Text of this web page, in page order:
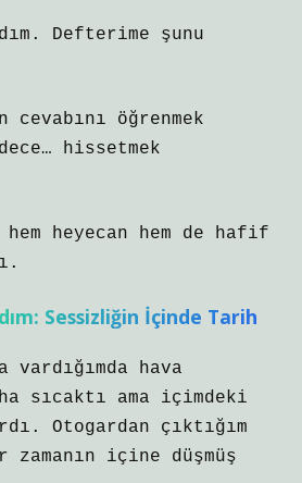
Defterime şunu
cevabını öğrenmek
hissetmek
heyecan hem de hafif
Sessizliğin İçinde Tarih
vardığımda hava
sıcaktı ama içimdeki
Otogardan çıktığım
içine düşmüş